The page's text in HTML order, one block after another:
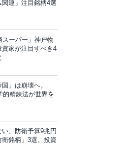
連」注目銘柄4選
スーパー」神戸物
家が注目すべき4
」は崩壊へ。
的精錬法が世界を
、防衛予算9兆円
銘柄」3選。投資